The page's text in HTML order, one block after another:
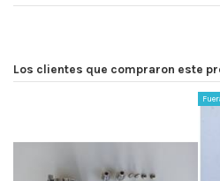
Los clientes que compraron este